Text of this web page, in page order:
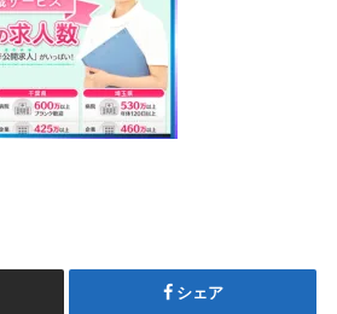
シェア